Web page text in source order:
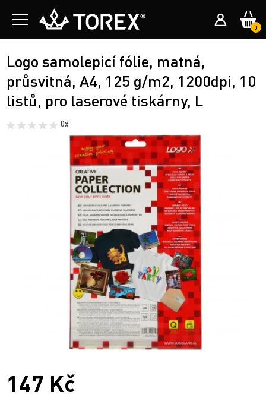
0
Logo samolepicí fólie, matná,
průsvitná, A4, 125 g/m2, 1200dpi, 10
listů, pro laserové tiskárny, L
0x
147 Kč